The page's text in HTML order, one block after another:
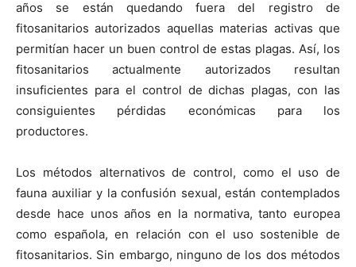
años se están quedando fuera del registro de
fitosanitarios autorizados aquellas materias activas que
permitían hacer un buen control de estas plagas. Así, los
fitosanitarios actualmente autorizados resultan
insuficientes para el control de dichas plagas, con las
consiguientes pérdidas económicas para los
productores.
Los métodos alternativos de control, como el uso de
fauna auxiliar y la confusión sexual, están contemplados
desde hace unos años en la normativa, tanto europea
como española, en relación con el uso sostenible de
fitosanitarios. Sin embargo, ninguno de los dos métodos